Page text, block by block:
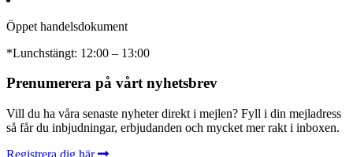
Öppet handelsdokument
*Lunchstängt: 12:00 – 13:00
Prenumerera på vårt nyhetsbrev
Vill du ha våra senaste nyheter direkt i mejlen? Fyll i din mejladress
så får du inbjudningar, erbjudanden och mycket mer rakt i inboxen.
Registrera dig här